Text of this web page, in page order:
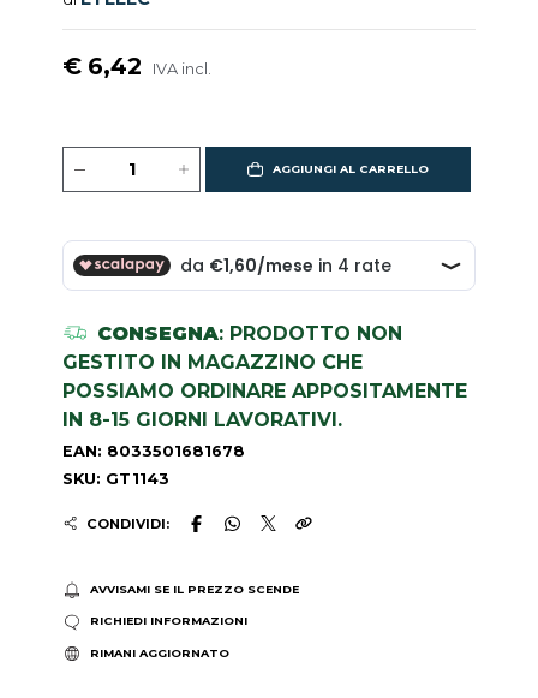
€ 6,42 IVA incl.
AGGIUNGI AL CARRELLO
CONSEGNA: PRODOTTO NON
GESTITO IN MAGAZZINO CHE
POSSIAMO ORDINARE APPOSITAMENTE
IN 8-15 GIORNI LAVORATIVI.
EAN: 8033501681678
SKU: GT1143
CONDIVIDI:
AVVISAMI SE IL PREZZO SCENDE
RICHIEDI INFORMAZIONI
RIMANI AGGIORNATO